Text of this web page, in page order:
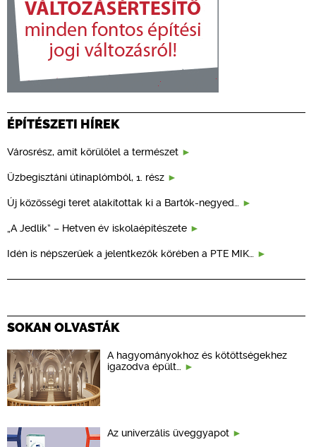
ÉPÍTÉSZETI HÍREK
Városrész, amit körülölel a természet
Üzbegisztáni útinaplómból, 1. rész
Új közösségi teret alakítottak ki a Bartók-negyed…
„A Jedlik” – Hetven év iskolaépítészete
Idén is népszerűek a jelentkezők körében a PTE MIK…
SOKAN OLVASTÁK
A hagyományokhoz és kötöttségekhez
igazodva épült…
Az univerzális üveggyapot